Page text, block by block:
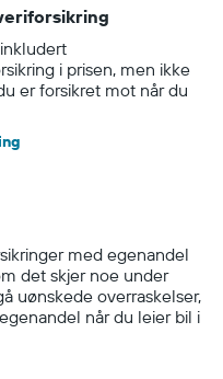
i prisen, men ikke
er forsikret mot når du
med egenandel
det skjer noe under
uønskede overraskelser,
når du leier bil i